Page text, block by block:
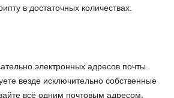
в достаточных количествах.
электронных адресов почты.
везде исключительно собственные
всё одним почтовым адресом.